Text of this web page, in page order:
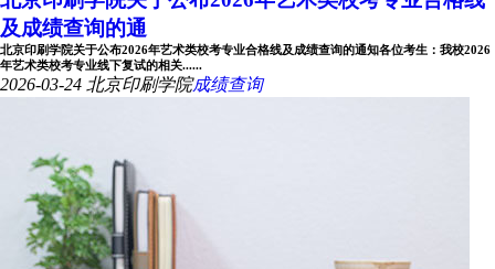
及成绩查询的通
北京印刷学院关于公布2026年艺术类校考专业合格线及成绩查询的通知各位考生：我校2026
年艺术类校考专业线下复试的相关......
2026-03-24 北京印刷学院成绩查询